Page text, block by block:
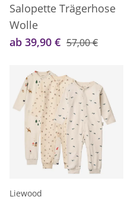
Salopette Trägerhose
Wolle
ab 39,90 € 57,00 €
Liewood